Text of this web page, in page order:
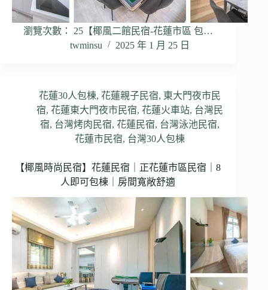
瀏覽次數： 25【椰風二館民宿-花蓮市區 包…
twminsu
2025 年 1 月 25 日
花蓮30人包棟,花蓮親子民宿, 東大門夜市民
宿,花蓮東大門夜市民宿,花蓮火車站, 台灣民
宿, 台灣烤肉民宿,花蓮民宿, 台灣泳池民宿,
花蓮市民宿, 台灣30人包棟
【椰風時尚民宿】花蓮民宿｜正花蓮市區民宿｜8
人即可包棟｜房間寬敞舒適